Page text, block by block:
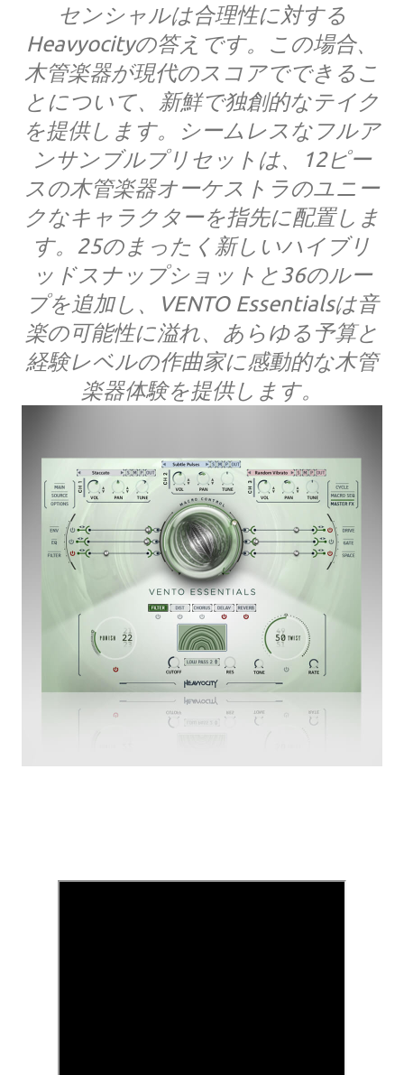
センシャルは合理性に対する
Heavyocityの答えです。この場合、
木管楽器が現代のスコアでできるこ
とについて、新鮮で独創的なテイク
を提供します。シームレスなフルア
ンサンブルプリセットは、12ピー
スの木管楽器オーケストラのユニー
クなキャラクターを指先に配置しま
す。25のまったく新しいハイブリ
ッドスナップショットと36のルー
プを追加し、VENTO Essentialsは音
楽の可能性に溢れ、あらゆる予算と
経験レベルの作曲家に感動的な木管
楽器体験を提供します。